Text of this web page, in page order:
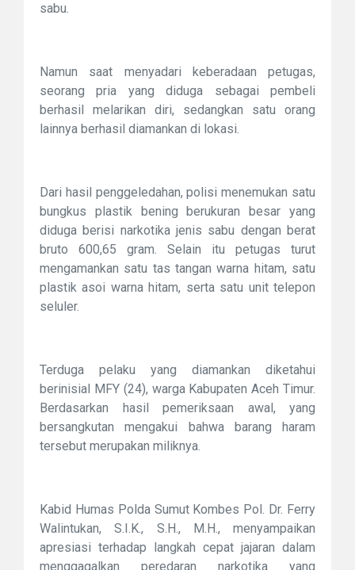
sabu.
Namun saat menyadari keberadaan petugas,
seorang pria yang diduga sebagai pembeli
berhasil melarikan diri, sedangkan satu orang
lainnya berhasil diamankan di lokasi.
Dari hasil penggeledahan, polisi menemukan satu
bungkus plastik bening berukuran besar yang
diduga berisi narkotika jenis sabu dengan berat
bruto 600,65 gram. Selain itu petugas turut
mengamankan satu tas tangan warna hitam, satu
plastik asoi warna hitam, serta satu unit telepon
seluler.
Terduga pelaku yang diamankan diketahui
berinisial MFY (24), warga Kabupaten Aceh Timur.
Berdasarkan hasil pemeriksaan awal, yang
bersangkutan mengakui bahwa barang haram
tersebut merupakan miliknya.
Kabid Humas Polda Sumut Kombes Pol. Dr. Ferry
Walintukan, S.I.K., S.H., M.H., menyampaikan
apresiasi terhadap langkah cepat jajaran dalam
menggagalkan peredaran narkotika yang